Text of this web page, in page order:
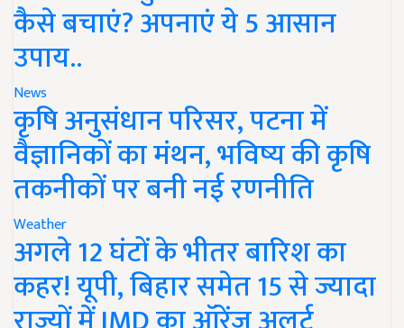
कैसे बचाएं? अपनाएं ये 5 आसान
उपाय..
News
कृषि अनुसंधान परिसर, पटना में
वैज्ञानिकों का मंथन, भविष्य की कृषि
तकनीकों पर बनी नई रणनीति
Weather
अगले 12 घंटों के भीतर बारिश का
कहर! यूपी, बिहार समेत 15 से ज्यादा